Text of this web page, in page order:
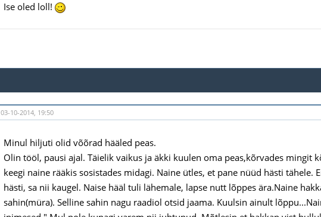
Ise oled loll!
03-10-2014, 19:50
Minul hiljuti olid võõrad hääled peas.
Olin tööl, pausi ajal. Täielik vaikus ja äkki kuulen oma peas,kõrvades mingit
keegi naine rääkis sosistades midagi. Naine ütles, et pane nüüd hästi tähele.
hästi, sa nii kaugel. Naise hääl tuli lähemale, lapse nutt lõppes ära.Naine
sahin(müra). Selline sahin nagu raadiol otsid jaama. Kuulsin ainult